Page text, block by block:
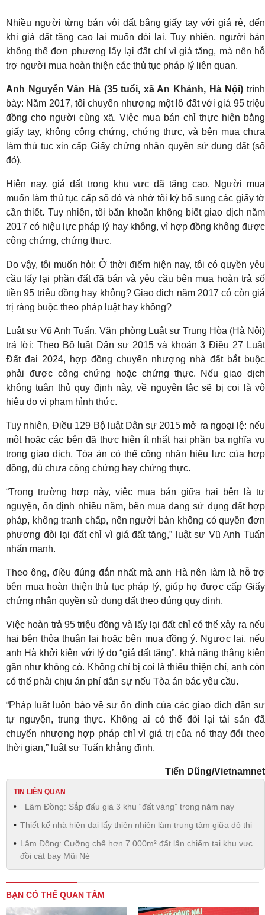
Nhiều người từng bán vội đất bằng giấy tay với giá rẻ, đến
khi giá đất tăng cao lại muốn đòi lại. Tuy nhiên, người bán
không thể đơn phương lấy lại đất chỉ vì giá tăng, mà nên hỗ
trợ người mua hoàn thiện các thủ tục pháp lý liên quan.
Anh Nguyễn Văn Hà (35 tuổi, xã An Khánh, Hà Nội) trình
bày: Năm 2017, tôi chuyển nhượng một lô đất với giá 95 triệu
đồng cho người cùng xã. Việc mua bán chỉ thực hiện bằng
giấy tay, không công chứng, chứng thực, và bên mua chưa
làm thủ tục xin cấp Giấy chứng nhận quyền sử dụng đất (sổ
đỏ).
Hiện nay, giá đất trong khu vực đã tăng cao. Người mua
muốn làm thủ tục cấp sổ đỏ và nhờ tôi ký bổ sung các giấy tờ
cần thiết. Tuy nhiên, tôi băn khoăn không biết giao dịch năm
2017 có hiệu lực pháp lý hay không, vì hợp đồng không được
công chứng, chứng thực.
Do vậy, tôi muốn hỏi: Ở thời điểm hiện nay, tôi có quyền yêu
cầu lấy lại phần đất đã bán và yêu cầu bên mua hoàn trả số
tiền 95 triệu đồng hay không? Giao dịch năm 2017 có còn giá
trị ràng buộc theo pháp luật hay không?
Luật sư Vũ Anh Tuấn, Văn phòng Luật sư Trung Hòa (Hà Nội)
trả lời: Theo Bộ luật Dân sự 2015 và khoản 3 Điều 27 Luật
Đất đai 2024, hợp đồng chuyển nhượng nhà đất bắt buộc
phải được công chứng hoặc chứng thực. Nếu giao dịch
không tuân thủ quy định này, về nguyên tắc sẽ bị coi là vô
hiệu do vi phạm hình thức.
Tuy nhiên, Điều 129 Bộ luật Dân sự 2015 mở ra ngoại lệ: nếu
một hoặc các bên đã thực hiện ít nhất hai phần ba nghĩa vụ
trong giao dịch, Tòa án có thể công nhận hiệu lực của hợp
đồng, dù chưa công chứng hay chứng thực.
“Trong trường hợp này, việc mua bán giữa hai bên là tự
nguyện, ổn định nhiều năm, bên mua đang sử dụng đất hợp
pháp, không tranh chấp, nên người bán không có quyền đơn
phương đòi lại đất chỉ vì giá đất tăng,” luật sư Vũ Anh Tuấn
nhấn mạnh.
Theo ông, điều đúng đắn nhất mà anh Hà nên làm là hỗ trợ
bên mua hoàn thiện thủ tục pháp lý, giúp họ được cấp Giấy
chứng nhận quyền sử dụng đất theo đúng quy định.
Việc hoàn trả 95 triệu đồng và lấy lại đất chỉ có thể xảy ra nếu
hai bên thỏa thuận lại hoặc bên mua đồng ý. Ngược lại, nếu
anh Hà khởi kiện với lý do “giá đất tăng”, khả năng thắng kiện
gần như không có. Không chỉ bị coi là thiếu thiện chí, anh còn
có thể phải chịu án phí dân sự nếu Tòa án bác yêu cầu.
“Pháp luật luôn bảo vệ sự ổn định của các giao dịch dân sự
tự nguyện, trung thực. Không ai có thể đòi lại tài sản đã
chuyển nhượng hợp pháp chỉ vì giá trị của nó thay đổi theo
thời gian,” luật sư Tuấn khẳng định.
Tiến Dũng/Vietnamnet
TIN LIÊN QUAN
Lâm Đồng: Sắp đấu giá 3 khu “đất vàng” trong năm nay
Thiết kế nhà hiện đại lấy thiên nhiên làm trung tâm giữa đô thị
Lâm Đồng: Cưỡng chế hơn 7.000m² đất lấn chiếm tại khu vực
đồi cát bay Mũi Né
BẠN CÓ THỂ QUAN TÂM